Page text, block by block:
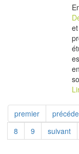
premier
8
9 suivant